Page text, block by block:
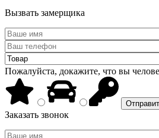
Вызвать замерщика
Пожалуйста, докажите, что вы
Заказать звонок